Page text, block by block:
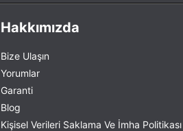
Hakkımızda
Bize Ulaşın
Yorumlar
Garanti
Blog
Kişisel Verileri Saklama Ve İmha Politikası